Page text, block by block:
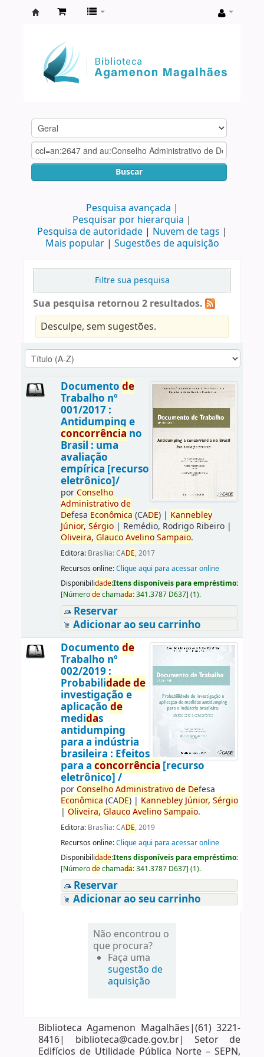
Agamenon
Magalhães
Buscar
Pesquisa avançada
Pesquisar por hierarquia
Pesquisa de autoridade
Nuvem de tags
Mais popular
Sugestões de aquisição
Filtre sua pesquisa
Sua pesquisa retornou 2 resultados.
Desculpe, sem sugestões.
Documento de
Trabalho nº
001/2017 :
Antidumping e
concorrência no
Brasil : uma
avaliação
empírica [recurso
eletrônico]/
porConselho
Administrativo de
Defesa Econômica (CADE)| Kannebley
Júnior, Sérgio| Remédio, Rodrigo Ribeiro|
Oliveira, Glauco Avelino Sampaio.
Editora: Brasília: CADE, 2017
Recursos online:Clique aqui para acessar online
Disponibilidade:Itens disponíveis para empréstimo:
[Númerodechamada:341.3787 D637] (1).
Reservar
Adicionar ao seu carrinho
Documento de
Trabalho nº
002/2019 :
Probabilidadede
investigação e
aplicação de
medidas
antidumping
para a indústria
brasileira : Efeitos
para a concorrência [recurso
eletrônico] /
porConselho Administrativo de Defesa
Econômica (CADE)| Kannebley Júnior, Sérgio
| Oliveira, Glauco Avelino Sampaio.
Editora: Brasília: CADE, 2019
Recursos online:Clique aqui para acessar online
Disponibilidade:Itens disponíveis para empréstimo:
[Númerodechamada:341.3787 D637] (1).
Reservar
Adicionar ao seu carrinho
Não encontrou o
que procura?
Faça uma
sugestão de
aquisição
Biblioteca Agamenon Magalhães|(61) 3221-
8416| biblioteca@cade.gov.br| Setor de
Edifícios de Utilidade Pública Norte – SEPN,